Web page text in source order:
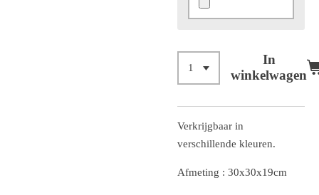
In
winkelwagen
Verkrijgbaar in
verschillende kleuren.
Afmeting : 30x30x19cm